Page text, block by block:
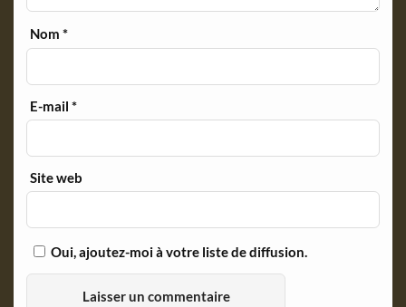
Nom*
E-mail*
Site web
Oui, ajoutez-moi à votre liste de diffusion.